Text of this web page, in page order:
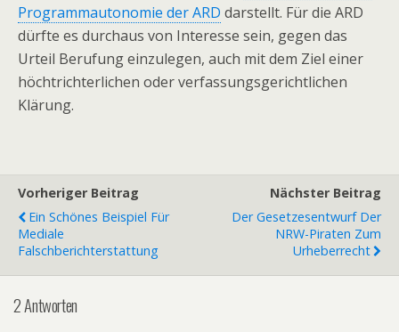
Programmautonomie der ARD darstellt. Für die ARD
dürfte es durchaus von Interesse sein, gegen das
Urteil Berufung einzulegen, auch mit dem Ziel einer
höchtrichterlichen oder verfassungsgerichtlichen
Klärung.
Vorheriger Beitrag
Ein Schönes Beispiel Für
Mediale
Falschberichterstattung
Nächster Beitrag
Der Gesetzesentwurf Der
NRW-Piraten Zum
Urheberrecht
2 Antworten